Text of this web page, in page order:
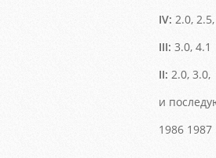
IV: 2.0,
III: 3.0, 4.1
II: 2.0, 3.0,
и
1986